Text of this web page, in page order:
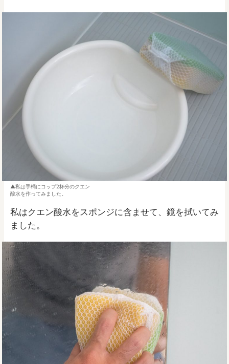
私は手桶にコップ2杯分のクエン
酸水を作ってみました。
私はクエン酸水をスポンジに含ませて、鏡を拭いてみ
ました。